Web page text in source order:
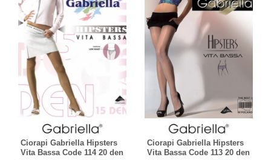
Ciorapi Gabriella Hipsters
Vita Bassa Code 114 20 den
Ciorapi Gabriella Hipsters
Vita Bassa Code 113 20 den